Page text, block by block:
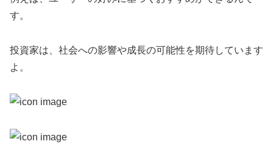
す。
投資家は、社会への影響や成長の可能性を期待しています
よ。